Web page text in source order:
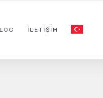
İLETIŞIM